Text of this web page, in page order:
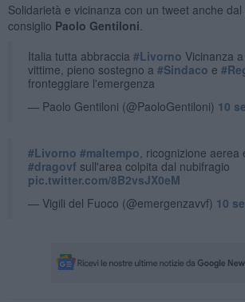
Solidarietà e vicinanza con un tweet anche
consiglio Paolo Gentiloni
Italia tutta abbraccia #Livorno Vicinanza
vittime, pieno sostegno a #Sindaco e
fronteggiare l'emergenza
— Paolo Gentiloni (@PaoloGentiloni) 10
#Livorno #maltempo , ricognizione aerea
#dragovf sull'area colpita dal nubifragio
pic.twitter.com/8B2vsJX0eM
— Vigili del Fuoco (@emergenzavvf) 10